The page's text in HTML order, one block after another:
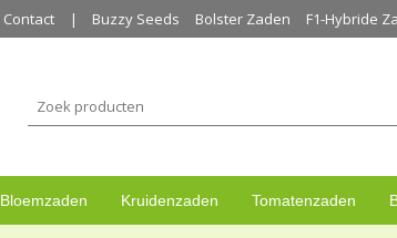
Contact Buzzy Seeds Bolster Zaden F1-Hybride
Bloemzaden Kruidenzaden Tomatenzaden